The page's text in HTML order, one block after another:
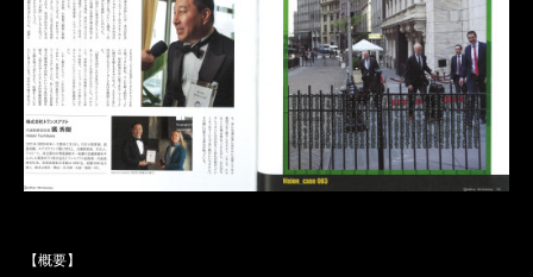
【概要】